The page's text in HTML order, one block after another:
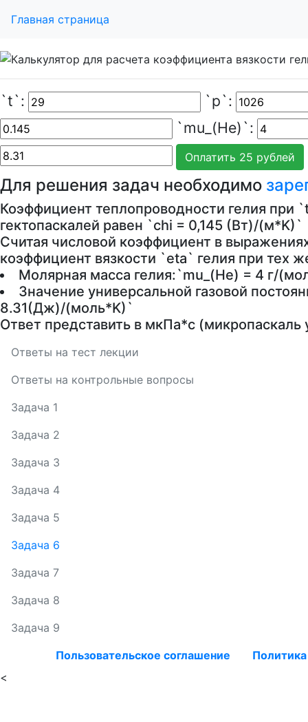
Главная страница
`t`:
`p`:
`mu_(He)`:
Для решения задач необходимо
Коэффициент теплопроводности гелия
гектопаскалей равен `chi = 0,145 (Вт)/(м*K)`
Считая числовой коэффициент в
коэффициент вязкости `eta` гелия при тех
Молярная масса гелия:`mu_(He) = 4 г/
Значение универсальной газовой
8.31(Дж)/(моль*K)`
Ответ представить в мкПа*с
Ответы на тест лекции
Ответы на контрольные вопросы
Задача 1
Задача 2
Задача 3
Задача 4
Задача 5
Задача 6
Задача 7
Задача 8
Задача 9
Пользовательское соглашение
<